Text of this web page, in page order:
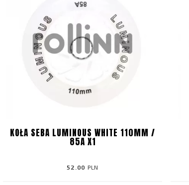
KOŁA SEBA LUMINOUS WHITE 110MM /
85A X1
52.00 PLN